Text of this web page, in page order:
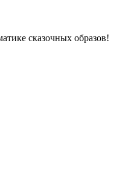
сказочных образов!